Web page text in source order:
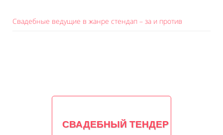
Свадебные ведущие в жанре стендап – за и против
СВАДЕБНЫЙ ТЕНДЕР